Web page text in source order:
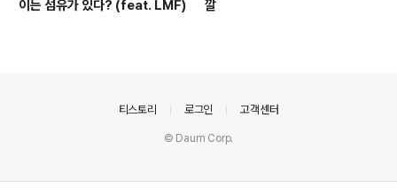
이는 섬유가 있다? (feat. LMF)
깔
티스토리 로그인 고객센터
© Daum Corp.